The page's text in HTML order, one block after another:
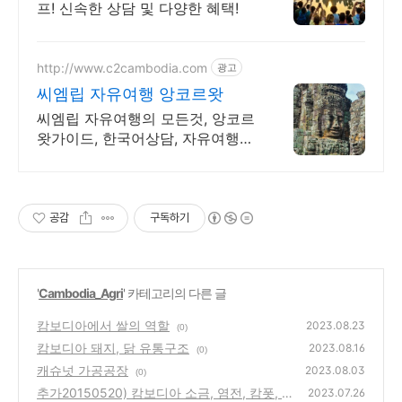
프! 신속한 상담 및 다양한 혜택!
http://www.c2cambodia.com 광고
씨엠립 자유여행 앙코르왓
씨엠립 자유여행의 모든것, 앙코르
왓가이드, 한국어상담, 자유여행
공감 구독하기
'Cambodia_Agri' 카테고리의 다른 글
캄보디아에서 쌀의 역할 (0) 2023.08.23
캄보디아 돼지, 닭 유통구조 (0) 2023.08.16
캐슈넛 가공공장 (0) 2023.08.03
추가20150520) 캄보디아 소금, 염전, 캄폿, S 2023.07.26